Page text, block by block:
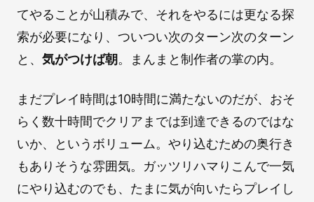
てやることが山積みで、それをやるには更なる探
索が必要になり、ついつい次のターン次のターン
と、 気がつけば朝。まんまと制作者の掌の内。
まだプレイ時間は10時間に満たないのだが、おそ
らく数十時間でクリアまでは到達できるのではな
いか、というボリューム。やり込むための奥行き
もありそうな雰囲気。ガッツリハマりこんで一気
にやり込むのでも、たまに気が向いたらプレイし